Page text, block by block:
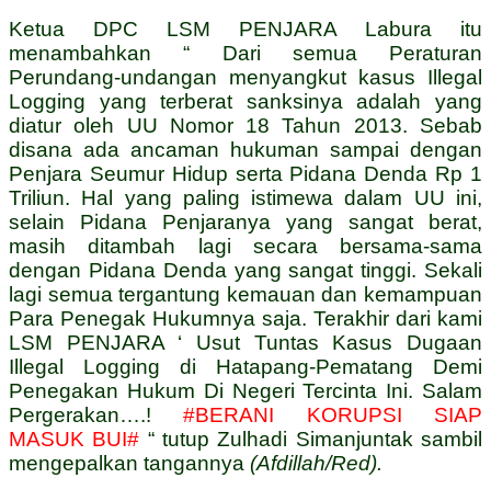
Ketua DPC LSM PENJARA Labura itu
menambahkan “ Dari semua Peraturan
Perundang-undangan menyangkut kasus Illegal
Logging yang terberat sanksinya adalah yang
diatur oleh UU Nomor 18 Tahun 2013. Sebab
disana ada ancaman hukuman sampai dengan
Penjara Seumur Hidup serta Pidana Denda Rp 1
Triliun. Hal yang paling istimewa dalam UU ini,
selain Pidana Penjaranya yang sangat berat,
masih ditambah lagi secara bersama-sama
dengan Pidana Denda yang sangat tinggi. Sekali
lagi semua tergantung kemauan dan kemampuan
Para Penegak Hukumnya saja. Terakhir dari kami
LSM PENJARA ‘ Usut Tuntas Kasus Dugaan
Illegal Logging di Hatapang-Pematang Demi
Penegakan Hukum Di Negeri Tercinta Ini. Salam
Pergerakan….!#BERANI KORUPSI SIAP
MASUK BUI# “ tutup Zulhadi Simanjuntak sambil
mengepalkan tangannya (Afdillah/Red).